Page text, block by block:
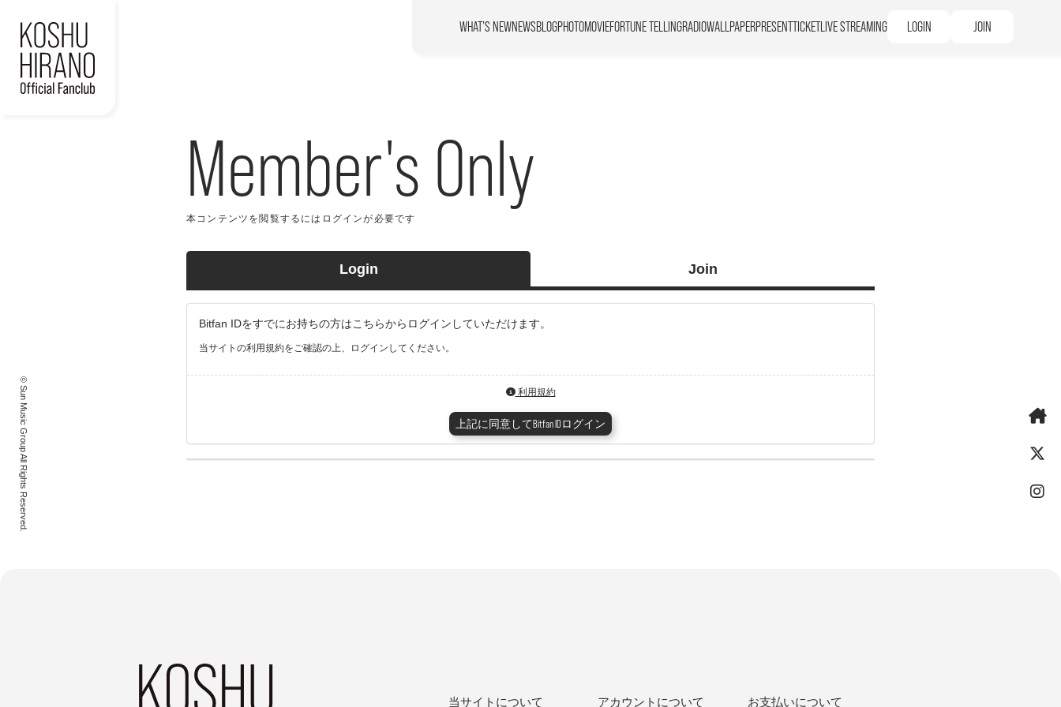
WHAT’S NEWNEWSBLOGPHOTOMOVIEFORTUNE TELLINGRADIOWALLPAPERPRESENTTICKETLIVE STREAMING LOGIN JOIN
© Sun Music Group All Rights Reserved.
Member's Only
本コンテンツを閲覧するにはログインが必要です
Login Join
Bitfan IDをすでにお持ちの方はこちらからログインしていただけます。
当サイトの利用規約をご確認の上、ログインしてください。
利用規約
上記に同意してBitfan IDログイン
当サイトについて アカウントについて お支払いについて